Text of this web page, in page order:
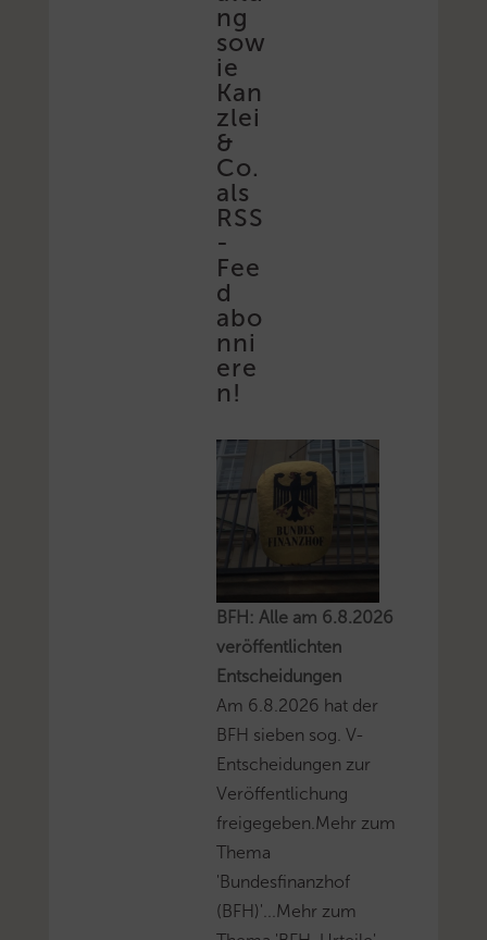
ng
sow
ie
Kan
zlei
&
Co.
als
RSS
-
Fee
d
abo
nni
ere
n!
BFH: Alle am 6.8.2026
veröffentlichten
Entscheidungen
Am 6.8.2026 hat der
BFH sieben sog. V-
Entscheidungen zur
Veröffentlichung
freigegeben.Mehr zum
Thema
'Bundesfinanzhof
(BFH)'...Mehr zum